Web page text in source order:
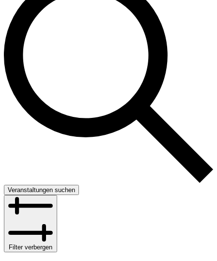
Veranstaltungen suchen
Filter verbergen